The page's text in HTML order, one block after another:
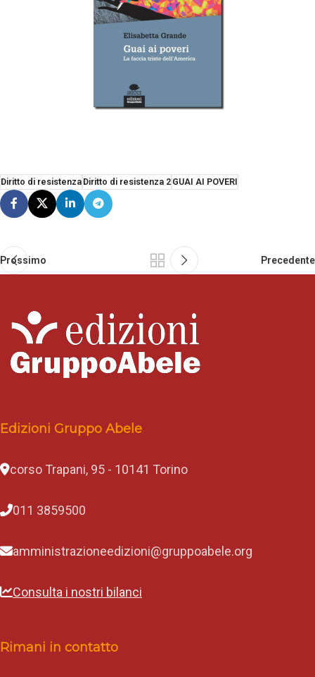
Diritto di resistenzaDiritto di resistenza 2GUAI AI POVERI
Prossimo Precedente
Edizioni Gruppo Abele
corso Trapani, 95 - 10141 Torino
011 3859500
amministrazioneedizioni@gruppoabele.org
Consulta i nostri bilanci
Rimani in contatto